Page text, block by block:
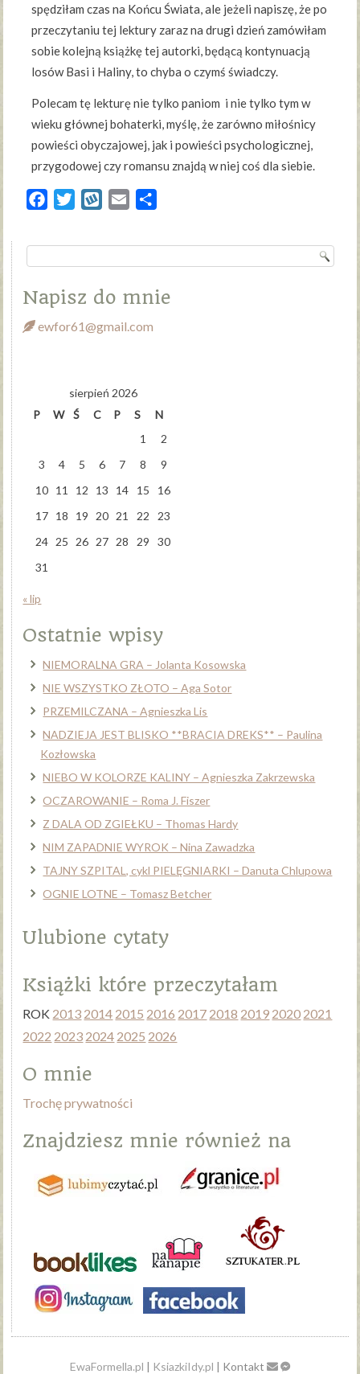
spędziłam czas na Końcu Świata, ale jeżeli napiszę, że po
przeczytaniu tej lektury zaraz na drugi dzień zamówiłam
sobie kolejną książkę tej autorki, będącą kontynuacją
losów Basi i Haliny, to chyba o czymś świadczy.
Polecam tę lekturę nie tylko paniom i nie tylko tym w
wieku głównej bohaterki, myślę, że zarówno miłośnicy
powieści obyczajowej, jak i powieści psychologicznej,
przygodowej czy romansu znajdą w niej coś dla siebie.
FacebookTwitterWykopEmail
Napisz do mnie
ewfor61@gmail.com
sierpień 2026
P
W Ś C P S
N
1
2
3
4 5 6 7 8
9
10 11 12 13 14 15
16
17 18 19 20 21 22
23
24 25 26 27 28 29
30
31
« lip
Ostatnie wpisy
NIEMORALNA GRA – Jolanta Kosowska
NIE WSZYSTKO ZŁOTO – Aga Sotor
PRZEMILCZANA – Agnieszka Lis
NADZIEJA JEST BLISKO **BRACIA DREKS** – Paulina
Kozłowska
NIEBO W KOLORZE KALINY – Agnieszka Zakrzewska
OCZAROWANIE – Roma J. Fiszer
Z DALA OD ZGIEŁKU – Thomas Hardy
NIM ZAPADNIE WYROK – Nina Zawadzka
TAJNY SZPITAL, cykl PIELĘGNIARKI – Danuta Chlupowa
OGNIE LOTNE – Tomasz Betcher
Ulubione cytaty
Książki które przeczytałam
ROK 2013 2014 2015 2016 2017 2018 2019 2020 2021
2022 2023 2024 2025 2026
O mnie
Trochę prywatności
Znajdziesz mnie również na
EwaFormella.pl | KsiazkiIdy.pl | Kontakt